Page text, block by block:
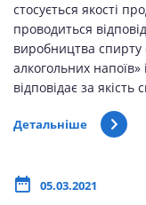
стосується якості
проводиться
виробництва спирту
алкогольних напоїв»
відповідає за якість
Детальніше
05.03.2021